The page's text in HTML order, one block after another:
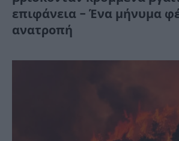
επιφάνεια – Ένα μήνυμα
ανατροπή